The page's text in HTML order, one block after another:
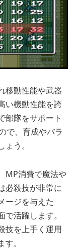
移動性能や武器
い機動性能を誇
部隊をサポート
で、育成やバラ
う。
MP消費で魔法や
必殺技が非常に
ージを与えた
活躍します。
技を上手く運用
。